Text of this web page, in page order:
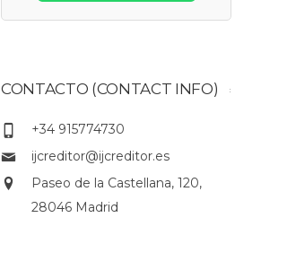
CONTACTO (CONTACT INFO)
+34 915774730
ijcreditor@ijcreditor.es
Paseo de la Castellana, 120,
28046 Madrid